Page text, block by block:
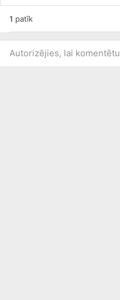
1 patīk
Autorizējies, lai komentētu